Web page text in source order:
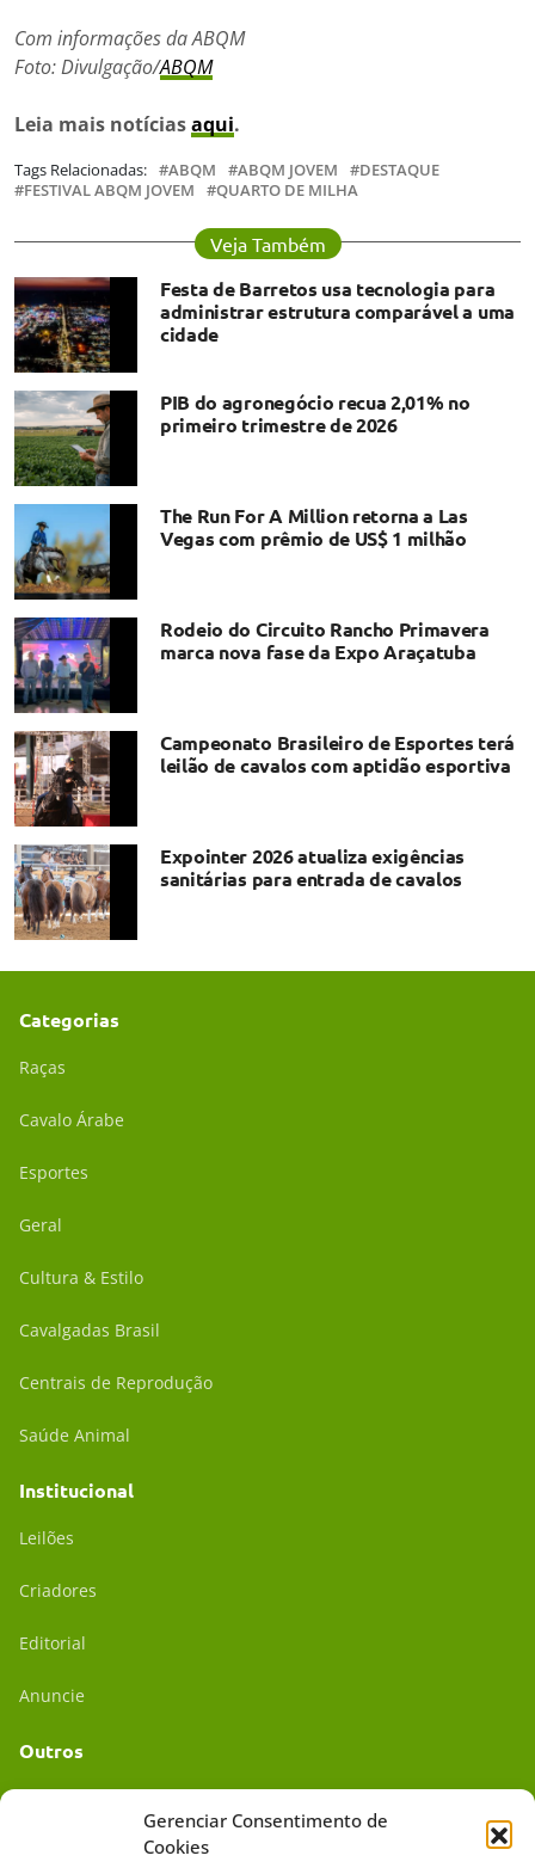
Gerenciar Consentimento de
Cookies
Com informações da ABQM
Foto: Divulgação/ABQM
Leia mais notíciasaqui.
Tags Relacionadas: ABQM ABQM JOVEM
DESTAQUE
FESTIVAL ABQM JOVEM
QUARTO DE MILHA
Veja Também
Festa de Barretos usa tecnologia para
administrar estrutura comparável a uma
cidade
PIB do agronegócio recua 2,01% no
primeiro trimestre de 2026
The Run For A Million retorna a Las
Vegas com prêmio de US$ 1 milhão
Rodeio do Circuito Rancho Primavera
marca nova fase da Expo Araçatuba
Campeonato Brasileiro de Esportes terá
leilão de cavalos com aptidão esportiva
Expointer 2026 atualiza exigências
sanitárias para entrada de cavalos
Categorias
Raças
Cavalo Árabe
Esportes
Geral
Cultura & Estilo
Cavalgadas Brasil
Centrais de Reprodução
Saúde Animal
Institucional
Leilões
Criadores
Editorial
Anuncie
Outros